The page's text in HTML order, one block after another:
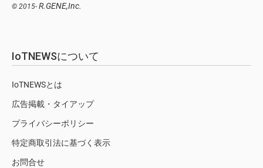
© 2015- R.GENE,Inc.
IoTNEWSについて
IoTNEWSとは
広告掲載・タイアップ
プライバシーポリシー
特定商取引法に基づく表示
お問合せ